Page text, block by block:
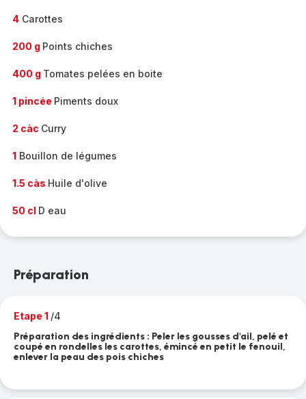
4 Carottes
200 g Points chiches
400 g Tomates pelées en boite
1 pincée Piments doux
2 càc Curry
1 Bouillon de légumes
1.5 càs Huile d'olive
50 cl D eau
Préparation
Etape 1 /4
Préparation des ingrédients : Peler les gousses d'ail, pelé et
coupé en rondelles les carottes, émincé en petit le fenouil,
enlever la peau des pois chiches